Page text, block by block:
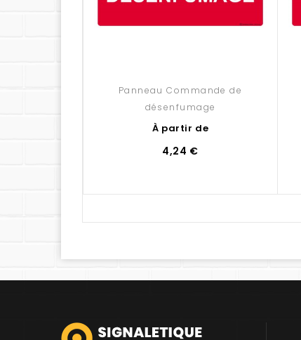
Panneau Commande de
désenfumage
À partir de
4,24 €